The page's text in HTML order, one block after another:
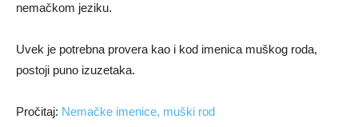
nemačkom jeziku.
Uvek je potrebna provera kao i kod imenica muškog roda,
postoji puno izuzetaka.
Pročitaj: Nemačke imenice, muški rod